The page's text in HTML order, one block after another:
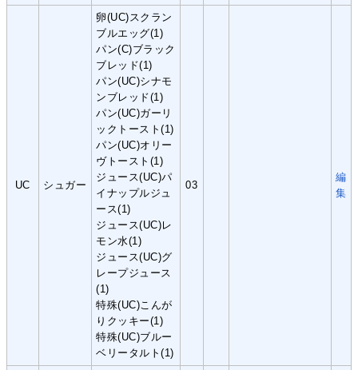
UC シュガー
卵(UC)スクラン
ブルエッグ(1)
パン(C)ブラック
ブレッド(1)
パン(UC)シナモ
ンブレッド(1)
パン(UC)ガーリ
ックトースト(1)
パン(UC)オリー
ヴトースト(1)
ジュース(UC)パ
イナップルジュ
ース(1)
ジュース(UC)レ
モン水(1)
ジュース(UC)グ
レープジュース
(1)
特殊(UC)こんが
りクッキー(1)
特殊(UC)ブルー
ベリータルト(1)
03
編
集